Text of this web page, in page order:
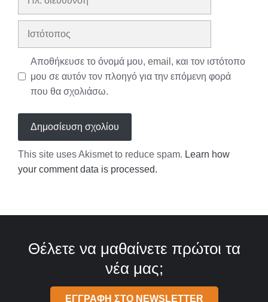
Ιστότοπος
Αποθήκευσε το όνομά μου, email, και τον ιστότοπο
μου σε αυτόν τον πλοηγό για την επόμενη φορά
που θα σχολιάσω.
This site uses Akismet to reduce spam. Learn how
your comment data is processed.
Θέλετε να μαθαίνετε πρώτοι τα
νέα μας;
ΕΓΓΡΑΦΗ ΣΤΟ NEWSLETTER